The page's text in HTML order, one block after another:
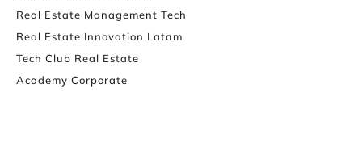
Real Estate Management Tech
Real Estate Innovation Latam
Tech Club Real Estate
Academy Corporate